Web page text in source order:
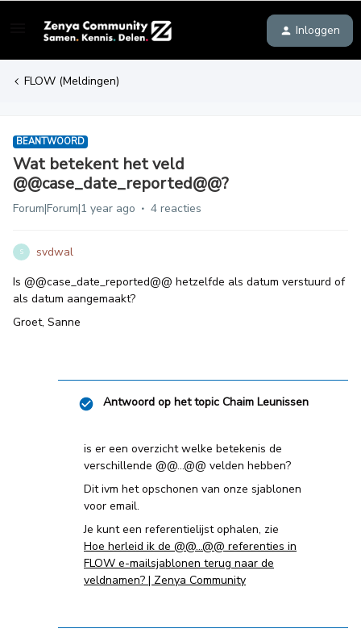
Inloggen
FLOW (Meldingen)
BEANTWOORD
Wat betekent het veld
@@case_date_reported@@?
Forum|Forum|1 year ago 4 reacties
S
svdwal
Is @@case_date_reported@@ hetzelfde als datum verstuurd of
als datum aangemaakt?
Groet, Sanne
Antwoord op het topic Chaim Leunissen
is er een overzicht welke betekenis de
verschillende @@...@@ velden hebben?
Dit ivm het opschonen van onze sjablonen
voor email.
Je kunt een referentielijst ophalen, zie
Hoe herleid ik de @@...@@ referenties in
FLOW e-mailsjablonen terug naar de
veldnamen? | Zenya Community